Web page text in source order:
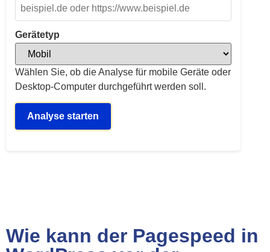
Gerätetyp
Wählen Sie, ob die Analyse für mobile Geräte oder
Desktop-Computer durchgeführt werden soll.
Analyse starten
Wie kann der Pagespeed in